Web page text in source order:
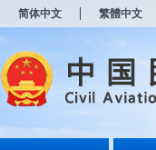
简体中文 繁體中文
打
开
无
障
说